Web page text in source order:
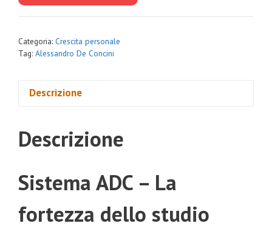
Categoria: Crescita personale
Tag: Alessandro De Concini
Descrizione
Descrizione
Sistema ADC – La
fortezza dello studio